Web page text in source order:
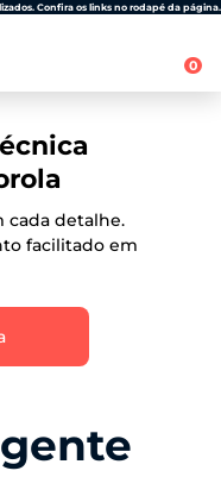
Confira os links no rodapé da página.
0
cada detalhe.
facilitado em